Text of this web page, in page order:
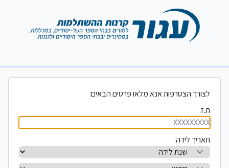
לצורך הצטרפות אנא מלאו פרטים הבאים:
ת.ז.
תאריך לידה: